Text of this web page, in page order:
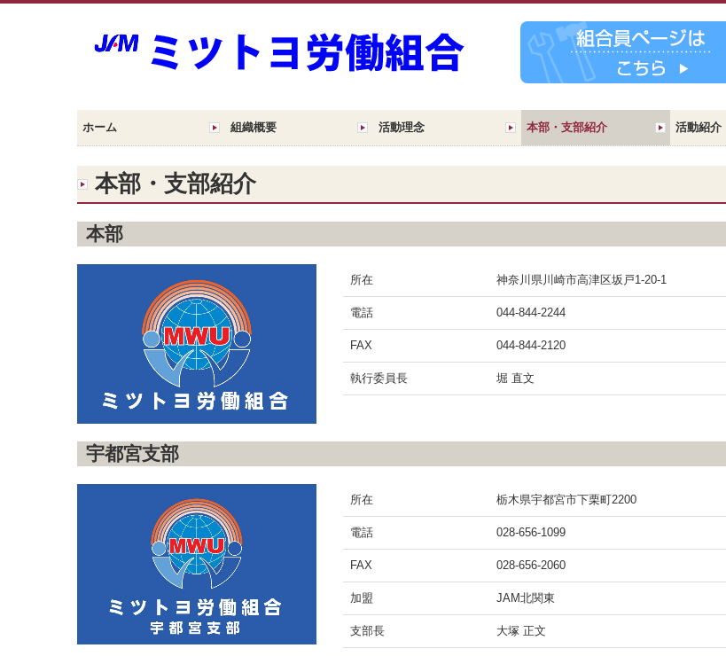
ホーム 組織概要 活動理念 本部・支部紹介 活動紹介
本部・支部紹介
本部
所在 神奈川県川崎市高津区坂戸1-20-1
電話 044-844-2244
FAX 044-844-2120
執行委員長 堀 直文
宇都宮支部
所在 栃木県宇都宮市下栗町2200
電話 028-656-1099
FAX 028-656-2060
加盟 JAM北関東
支部長 大塚 正文